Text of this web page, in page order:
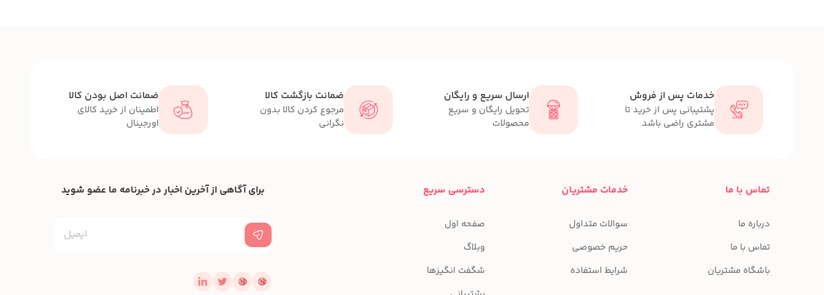
خدمات پس از فروش
پشتیبانی پس از خرید تا
مشتری راضی باشد
ارسال سریع و رایگان
تحویل رایگان و سریع
محصولات
ضمانت بازگشت کالا
مرجوع کردن کالا بدون
نگرانی
ضمانت اصل بودن کالا
اطمینان از خرید کالای
اورجینال
تماس با ما
درباره ما
تماس با ما
باشگاه مشتریان
خدمات مشتریان
سوالات متداول
حریم خصوصی
شرایط استفاده
دسترسی سریع
صفحه اول
وبلاگ
شگفت انگیزها
برای آگاهی از آخرین اخبار در خبرنامه ما عضو شوید